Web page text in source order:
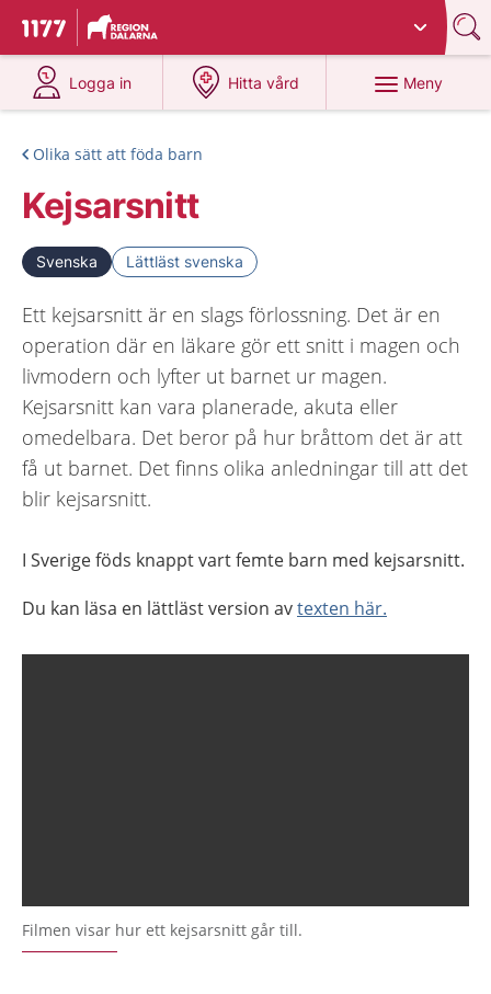
Till startsidan för 1177
Du har valt region
Logga in
på 1177.se
Hitta vård
på 1177.se
Meny
Olika sätt att föda barn
Kejsarsnitt
Svenska Lättläst svenska
Ett kejsarsnitt är en slags förlossning. Det är en
operation där en läkare gör ett snitt i magen och
livmodern och lyfter ut barnet ur magen.
Kejsarsnitt kan vara planerade, akuta eller
omedelbara. Det beror på hur bråttom det är att
få ut barnet. Det finns olika anledningar till att det
blir kejsarsnitt.
I Sverige föds knappt vart femte barn med kejsarsnitt.
Du kan läsa en lättläst version avtexten här.
Filmen visar hur ett kejsarsnitt går till.